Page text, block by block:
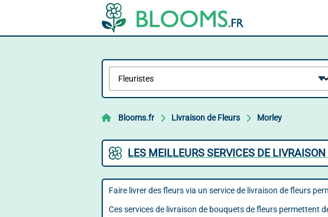
Blooms.fr Livraison de Fleurs Morley
LES MEILLEURS SERVICES DE
Faire livrer des fleurs via un service de livraison de fleurs
Ces services de livraison de bouquets de fleurs permettent